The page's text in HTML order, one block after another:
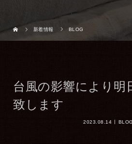
新着情報 BLOG
台風の影響により明
致します
2023.08.14 BLOG